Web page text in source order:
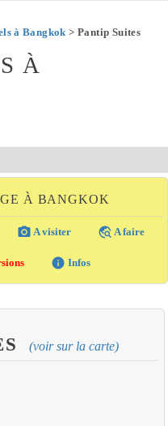
à Bangkok > Pantip Suites
À
À BANGKOK
photo_camera A visiter travel_explore A faire
info Infos
(voir sur la carte)